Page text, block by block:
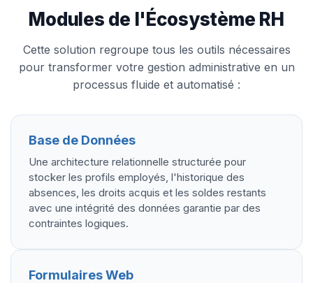
Modules de l'Écosystème RH
Cette solution regroupe tous les outils nécessaires
pour transformer votre gestion administrative en un
processus fluide et automatisé :
Base de Données
Une architecture relationnelle structurée pour
stocker les profils employés, l'historique des
absences, les droits acquis et les soldes restants
avec une intégrité des données garantie par des
contraintes logiques.
Formulaires Web